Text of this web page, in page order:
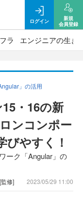
ログイン
新規
会員登録
ラ エンジニアの生き
」の活用
・16の新
ンコンポー
やすく！
ーク「Angular」の
[監修] 2023/05/29 11:00